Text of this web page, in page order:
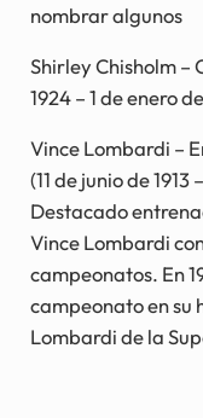
nombrar algunos
Shirley Chisholm –
1924 – 1 de enero
Vince Lombardi –
(11 de junio de
Destacado
Vince Lombardi
campeonatos. En
campeonato en su
Lombardi de la